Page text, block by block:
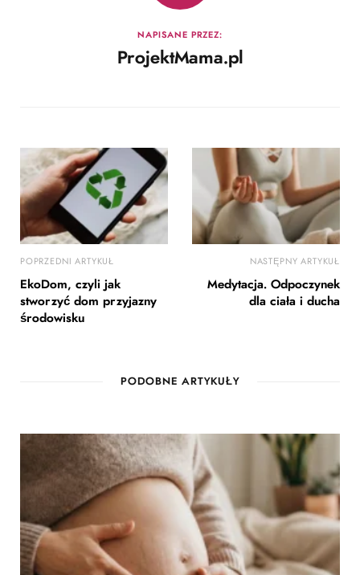
NAPISANE PRZEZ:
ProjektMama.pl
POPRZEDNI ARTYKUŁ
EkoDom, czyli jak
stworzyć dom przyjazny
środowisku
NASTĘPNY ARTYKUŁ
Medytacja. Odpoczynek
dla ciała i ducha
PODOBNE ARTYKUŁY